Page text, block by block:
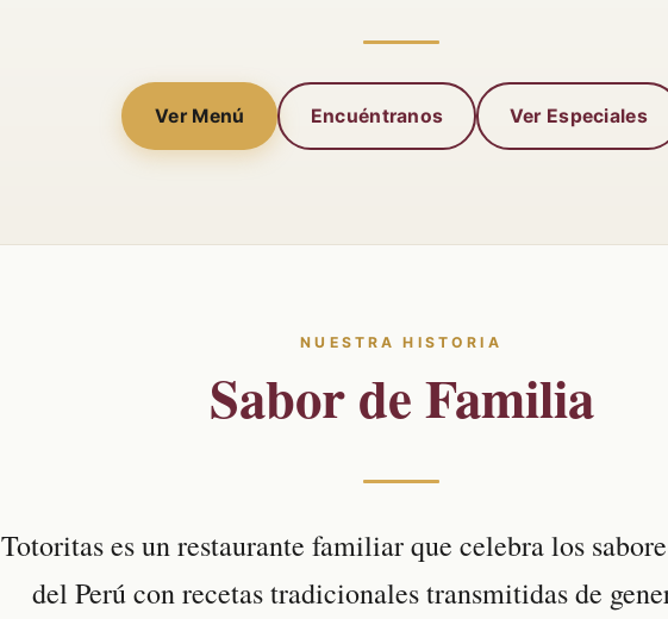
Ver Menú Encuéntranos Ver Especiales
NUESTRA HISTORIA
Sabor de Familia
Totoritas es un restaurante familiar que celebra los
del Perú con recetas tradicionales transmitidas de